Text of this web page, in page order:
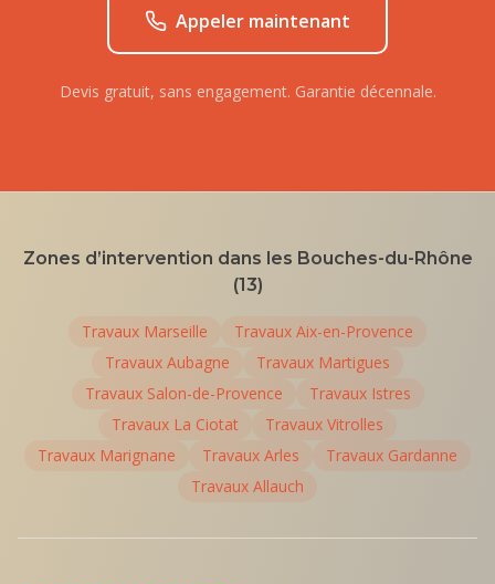
Appeler maintenant
Devis gratuit, sans engagement. Garantie décennale.
Zones d’intervention dans les Bouches-du-Rhône
(13)
Travaux Marseille Travaux Aix-en-Provence
Travaux Aubagne Travaux Martigues
Travaux Salon-de-Provence Travaux Istres
Travaux La Ciotat Travaux Vitrolles
Travaux Marignane Travaux Arles Travaux Gardanne
Travaux Allauch